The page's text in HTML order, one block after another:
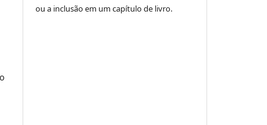
ou a inclusão em um capítulo de livro.